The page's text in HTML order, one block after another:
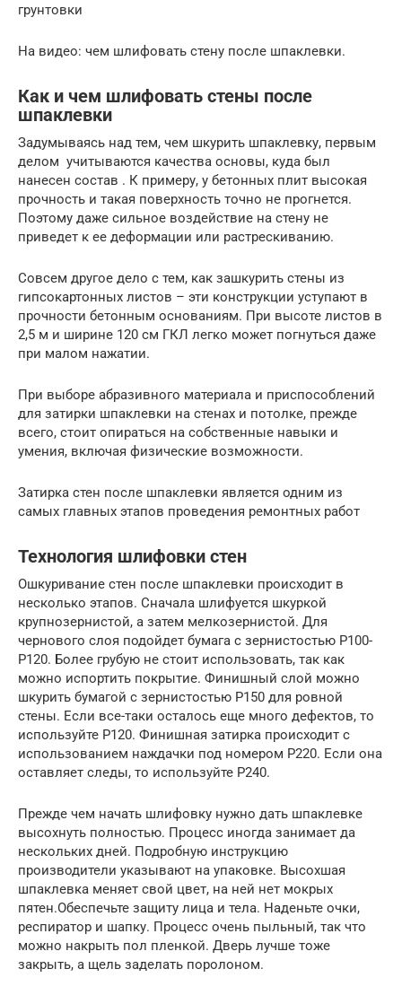
грунтовки
На видео: чем шлифовать стену после шпаклевки.
Как и чем шлифовать стены после
шпаклевки
Задумываясь над тем, чем шкурить шпаклевку, первым
делом учитываются качества основы, куда был
нанесен состав . К примеру, у бетонных плит высокая
прочность и такая поверхность точно не прогнется.
Поэтому даже сильное воздействие на стену не
приведет к ее деформации или растрескиванию.
Совсем другое дело с тем, как зашкурить стены из
гипсокартонных листов – эти конструкции уступают в
прочности бетонным основаниям. При высоте листов в
2,5 м и ширине 120 см ГКЛ легко может погнуться даже
при малом нажатии.
При выборе абразивного материала и приспособлений
для затирки шпаклевки на стенах и потолке, прежде
всего, стоит опираться на собственные навыки и
умения, включая физические возможности.
Затирка стен после шпаклевки является одним из
самых главных этапов проведения ремонтных работ
Технология шлифовки стен
Ошкуривание стен после шпаклевки происходит в
несколько этапов. Сначала шлифуется шкуркой
крупнозернистой, а затем мелкозернистой. Для
чернового слоя подойдет бумага с зернистостью Р100-
Р120. Более грубую не стоит использовать, так как
можно испортить покрытие. Финишный слой можно
шкурить бумагой с зернистостью Р150 для ровной
стены. Если все-таки осталось еще много дефектов, то
используйте Р120. Финишная затирка происходит с
использованием наждачки под номером Р220. Если она
оставляет следы, то используйте Р240.
Прежде чем начать шлифовку нужно дать шпаклевке
высохнуть полностью. Процесс иногда занимает да
нескольких дней. Подробную инструкцию
производители указывают на упаковке. Высохшая
шпаклевка меняет свой цвет, на ней нет мокрых
пятен.Обеспечьте защиту лица и тела. Наденьте очки,
респиратор и шапку. Процесс очень пыльный, так что
можно накрыть пол пленкой. Дверь лучше тоже
закрыть, а щель заделать поролоном.